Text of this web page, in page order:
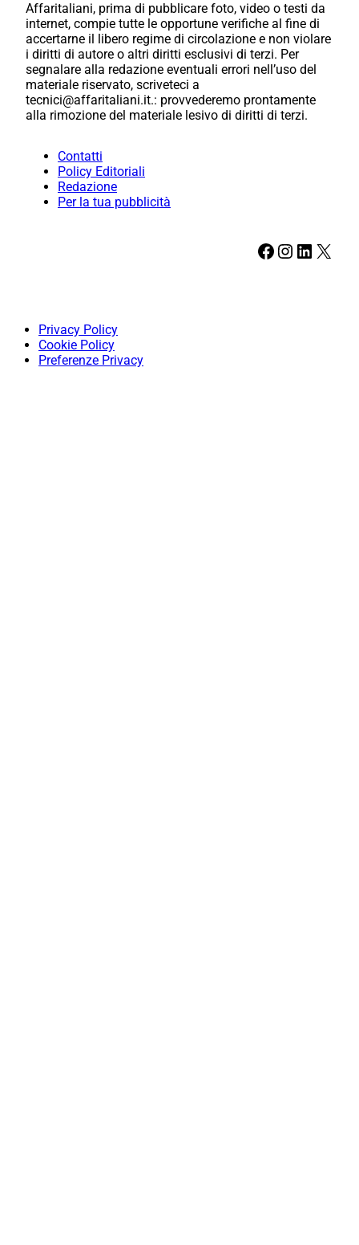
Affaritaliani, prima di pubblicare foto, video o testi da
internet, compie tutte le opportune verifiche al fine di
accertarne il libero regime di circolazione e non violare
i diritti di autore o altri diritti esclusivi di terzi. Per
segnalare alla redazione eventuali errori nell’uso del
materiale riservato, scriveteci a
tecnici@affaritaliani.it.: provvederemo prontamente
alla rimozione del materiale lesivo di diritti di terzi.
Contatti
Policy Editoriali
Redazione
Per la tua pubblicità
Facebook Instagram LinkedIn X
Privacy Policy
Cookie Policy
Preferenze Privacy